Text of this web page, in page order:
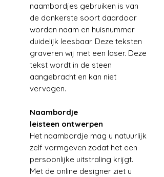
naambordjes gebruiken is van
de donkerste soort daardoor
worden naam en huisnummer
duidelijk leesbaar. Deze teksten
graveren wij met een laser. Deze
tekst wordt in de steen
aangebracht en kan niet
vervagen.
Naambordje
leisteen ontwerpen
Het naambordje mag u natuurlijk
zelf vormgeven zodat het een
persoonlijke uitstraling krijgt.
Met de online designer ziet u